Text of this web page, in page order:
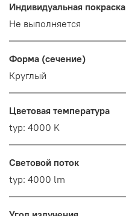
Индивидуальная покраска
Не выполняется
Форма (сечение)
Круглый
Цветовая температура
typ: 4000 K
Световой поток
typ: 4000 lm